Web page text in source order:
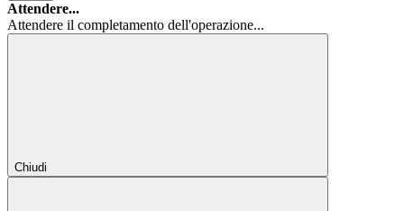
Attendere...
Attendere il completamento dell'operazione...
Chiudi